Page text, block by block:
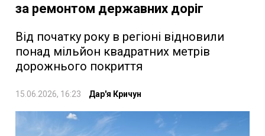
за ремонтом державних доріг
Від початку року в регіоні відновили
понад мільйон квадратних метрів
дорожнього покриття
15.06.2026, 16:23 Дар'я Кричун